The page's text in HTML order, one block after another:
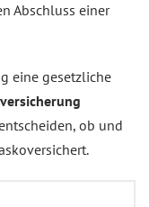
Abschluss einer
eine gesetzliche
ob und